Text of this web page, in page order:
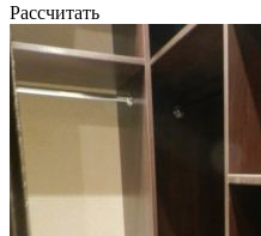
Рассчитать